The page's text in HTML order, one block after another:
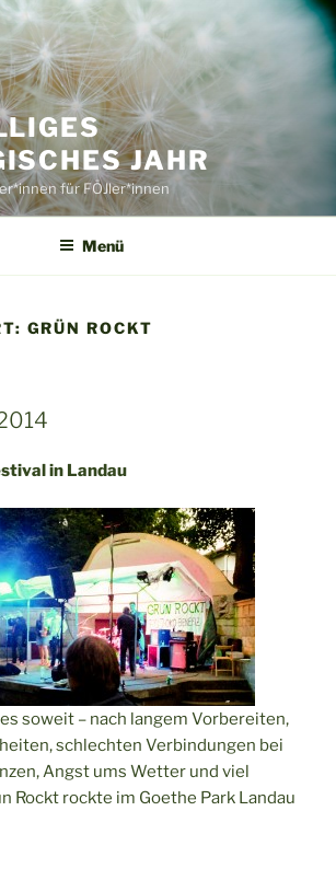
JAHR
für FÖJler*innen
Menü
GRÜN ROCKT
in Landau
soweit – nach langem Vorbereiten,
schlechten Verbindungen bei
Angst ums Wetter und viel
Rockt rockte im Goethe Park Landau